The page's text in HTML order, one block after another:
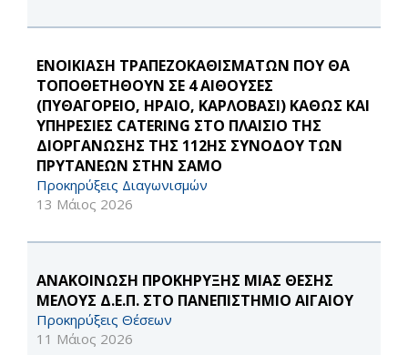
ΕΝΟΙΚΙΑΣΗ ΤΡΑΠΕΖΟΚΑΘΙΣΜΑΤΩΝ ΠΟΥ ΘΑ
ΤΟΠΟΘΕΤΗΘΟΥΝ ΣΕ 4 ΑΙΘΟΥΣΕΣ
(ΠΥΘΑΓΟΡΕΙΟ, ΗΡΑΙΟ, ΚΑΡΛΟΒΑΣΙ) ΚΑΘΩΣ ΚΑΙ
ΥΠΗΡΕΣΙΕΣ CATERING ΣΤΟ ΠΛΑΙΣΙΟ ΤΗΣ
ΔΙΟΡΓΑΝΩΣΗΣ ΤΗΣ 112ΗΣ ΣΥΝΟΔΟΥ ΤΩΝ
ΠΡΥΤΑΝΕΩΝ ΣΤΗΝ ΣΑΜΟ
Προκηρύξεις Διαγωνισμών
13 Μάιος 2026
ΑΝΑΚΟΙΝΩΣΗ ΠΡΟΚΗΡΥΞΗΣ ΜΙΑΣ ΘΕΣΗΣ
ΜΕΛΟΥΣ Δ.Ε.Π. ΣΤΟ ΠΑΝΕΠΙΣΤΗΜΙΟ ΑΙΓΑΙΟΥ
Προκηρύξεις Θέσεων
11 Μάιος 2026